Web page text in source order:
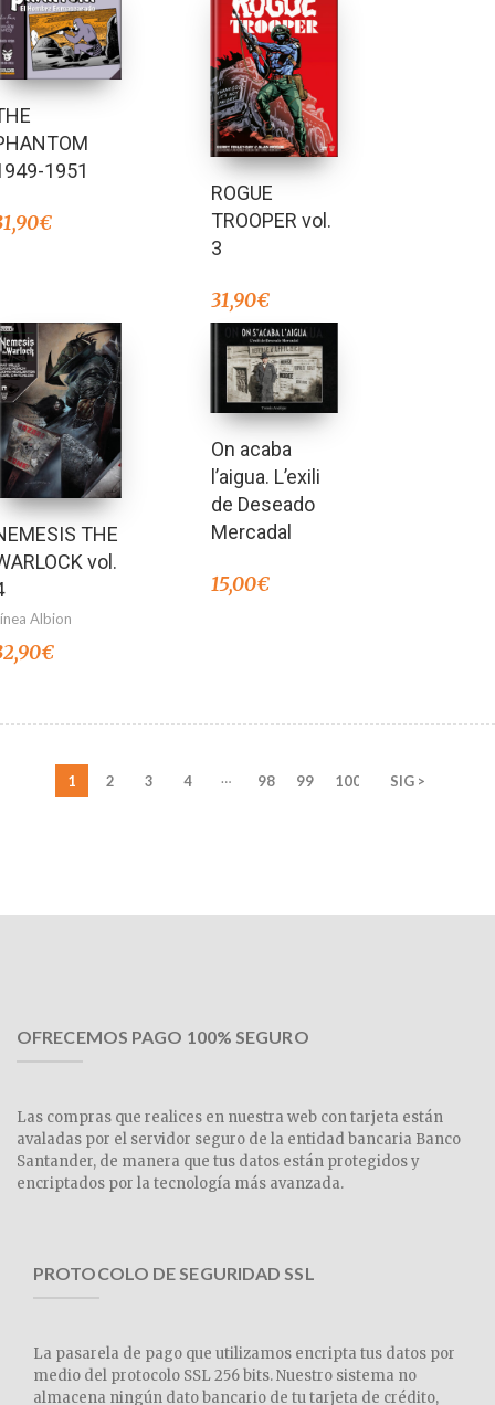
1951
€
ROGUE
TROOPER vol.
3
31,90€
THE
vol.
Albion
€
On acaba
l’aigua. L’exili
de Deseado
Mercadal
15,00€
1 2 3 4 … 98 99 100 SIG >
OFRECEMOS PAGO 100% SEGURO
Las compras que realices en nuestra web con tarjeta están
avaladas por el servidor seguro de la entidad bancaria Banco
Santander, de manera que tus datos están protegidos y
encriptados por la tecnología más avanzada.
PROTOCOLO DE SEGURIDAD SSL
La pasarela de pago que utilizamos encripta tus datos por
medio del protocolo SSL 256 bits. Nuestro sistema no
almacena ningún dato bancario de tu tarjeta de crédito,